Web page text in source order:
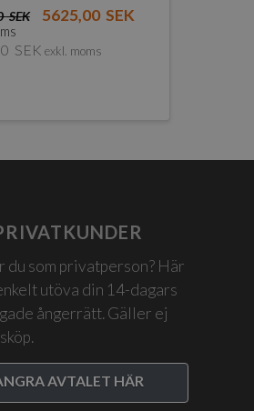
SEK 5625,00 SEK
SEK exkl. moms
du som privatperson? Här
utöva din 14-dagars
ångerrätt. Gäller ej
AVTALET HÄR